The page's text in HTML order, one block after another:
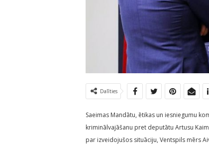
Dalīties
Saeimas Mandātu, ētikas un iesniegumu
kriminālvajāšanu pret deputātu Artusu
par izveidojušos situāciju, Ventspils mērs